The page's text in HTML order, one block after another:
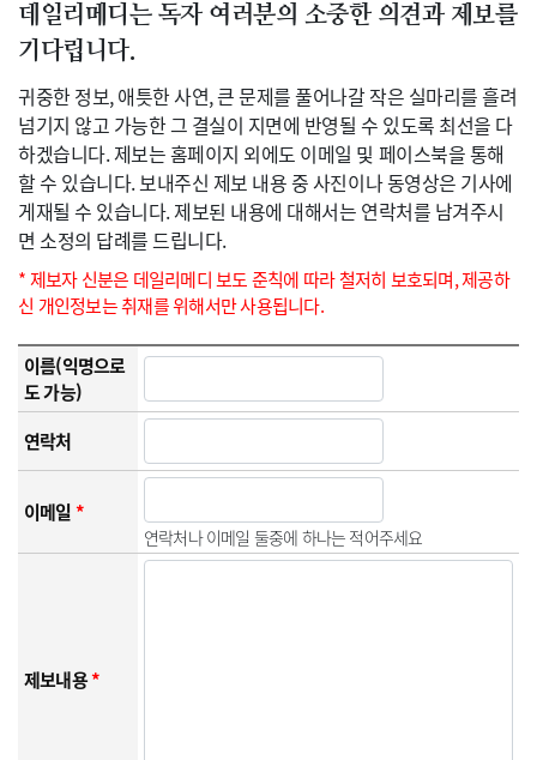
데일리메디는 독자 여러분의 소중한 의견과 제보를
기다립니다.
귀중한 정보, 애틋한 사연, 큰 문제를 풀어나갈 작은 실마리를 흘려
넘기지 않고 가능한 그 결실이 지면에 반영될 수 있도록 최선을 다
하겠습니다. 제보는 홈페이지 외에도 이메일 및 페이스북을 통해
할 수 있습니다. 보내주신 제보 내용 중 사진이나 동영상은 기사에
게재될 수 있습니다. 제보된 내용에 대해서는 연락처를 남겨주시
면 소정의 답례를 드립니다.
* 제보자 신분은 데일리메디 보도 준칙에 따라 철저히 보호되며, 제공하
신 개인정보는 취재를 위해서만 사용됩니다.
이름(익명으로
도 가능)
연락처
이메일*
연락처나 이메일 둘중에 하나는 적어주세요
제보내용*